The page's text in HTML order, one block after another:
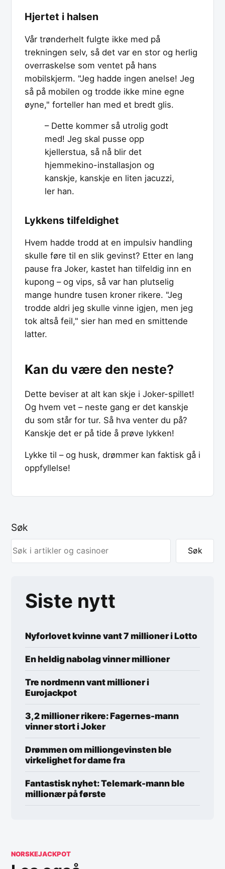
Hjertet i halsen
Vår trønderhelt fulgte ikke med på
trekningen selv, så det var en stor og herlig
overraskelse som ventet på hans
mobilskjerm. "Jeg hadde ingen anelse! Jeg
så på mobilen og trodde ikke mine egne
øyne," forteller han med et bredt glis.
– Dette kommer så utrolig godt
med! Jeg skal pusse opp
kjellerstua, så nå blir det
hjemmekino-installasjon og
kanskje, kanskje en liten jacuzzi,
ler han.
Lykkens tilfeldighet
Hvem hadde trodd at en impulsiv handling
skulle føre til en slik gevinst? Etter en lang
pause fra Joker, kastet han tilfeldig inn en
kupong – og vips, så var han plutselig
mange hundre tusen kroner rikere. "Jeg
trodde aldri jeg skulle vinne igjen, men jeg
tok altså feil," sier han med en smittende
latter.
Kan du være den neste?
Dette beviser at alt kan skje i Joker-spillet!
Og hvem vet – neste gang er det kanskje
du som står for tur. Så hva venter du på?
Kanskje det er på tide å prøve lykken!
Lykke til – og husk, drømmer kan faktisk gå i
oppfyllelse!
Søk
Søk
Siste nytt
Nyforlovet kvinne vant 7 millioner i Lotto
En heldig nabolag vinner millioner
Tre nordmenn vant millioner i
Eurojackpot
3,2 millioner rikere: Fagernes-mann
vinner stort i Joker
Drømmen om milliongevinsten ble
virkelighet for dame fra
Fantastisk nyhet: Telemark-mann ble
millionær på første
NORSKEJACKPOT